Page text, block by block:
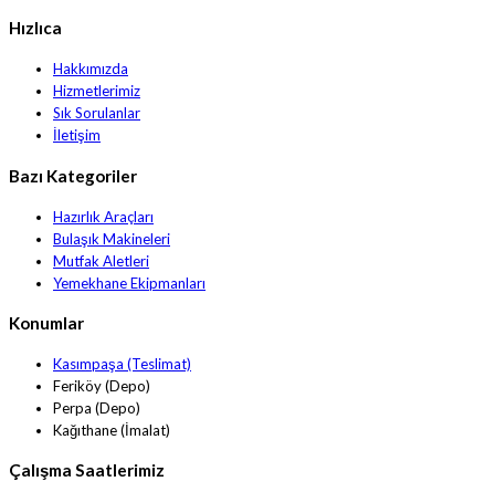
Hızlıca
Hakkımızda
Hizmetlerimiz
Sık Sorulanlar
İletişim
Bazı Kategoriler
Hazırlık Araçları
Bulaşık Makineleri
Mutfak Aletleri
Yemekhane Ekipmanları
Konumlar
Kasımpaşa (Teslimat)
Feriköy (Depo)
Perpa (Depo)
Kağıthane (İmalat)
Çalışma Saatlerimiz